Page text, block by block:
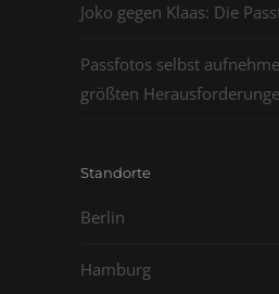
Joko gegen Klaas: Die
Passfotos selbst
größten
Standorte
Berlin
Hamburg